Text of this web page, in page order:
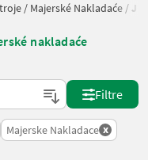
/ Majerské Nakladaće /Jcb
nakladaće
Filtre
Majerske Nakladace x